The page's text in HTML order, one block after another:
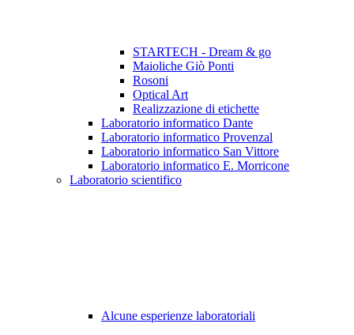
STARTECH - Dream & go
Maioliche Giò Ponti
Rosoni
Optical Art
Realizzazione di etichette
Laboratorio informatico Dante
Laboratorio informatico Provenzal
Laboratorio informatico San Vittore
Laboratorio informatico E. Morricone
Laboratorio scientifico
Alcune esperienze laboratoriali